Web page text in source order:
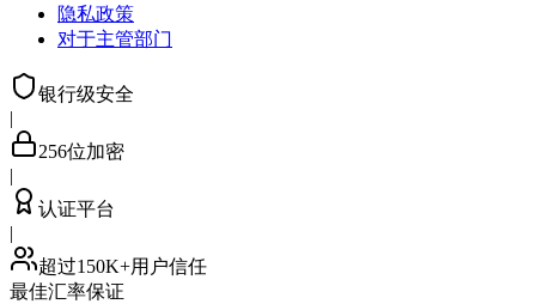
隐私政策
对于主管部门
银行级安全
|
256位加密
|
认证平台
|
超过150K+用户信任
最佳汇率保证